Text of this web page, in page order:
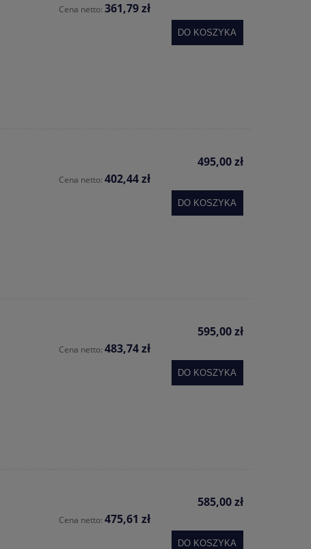
Cena netto: 361,79 zł
DO KOSZYKA
495,00 zł
Cena netto: 402,44 zł
DO KOSZYKA
595,00 zł
Cena netto: 483,74 zł
DO KOSZYKA
585,00 zł
Cena netto: 475,61 zł
DO KOSZYKA